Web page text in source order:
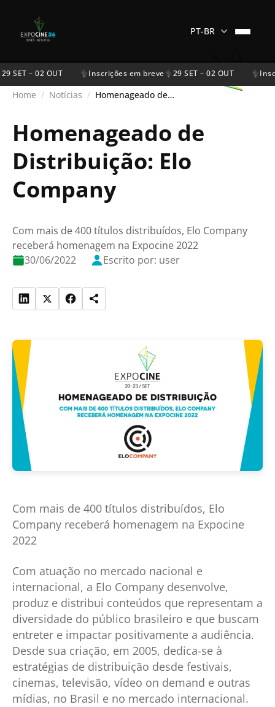
PT-BR
SET – 02 OUT Inscrições em breve 29 SET – 02 OUT
Home / Notícias / Homenageado de Distribuição: Elo Company
Homenageado de
Distribuição: Elo
Company
Com mais de 400 títulos distribuídos, Elo Company
receberá homenagem na Expocine 2022
30/06/2022
Escrito por: user
Com mais de 400 títulos distribuídos, Elo
Company receberá homenagem na Expocine
2022
Com atuação no mercado nacional e
internacional, a Elo Company desenvolve,
produz e distribui conteúdos que representam a
diversidade do público brasileiro e que buscam
entreter e impactar positivamente a audiência.
Desde sua criação, em 2005, dedica-se à
estratégias de distribuição desde festivais,
cinemas, televisão, vídeo on demand e outras
mídias, no Brasil e no mercado internacional.